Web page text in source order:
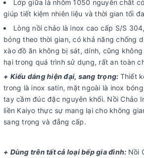
Lớp giữa là nhôm 1050 nguyên chất
giúp tiết kiệm nhiên liệu và thời gian tối
Lòng nồi chảo là inox cao cấp S/S
bóng theo thời gian, có khả năng chống
xào đồ ăn không bị sát, dính, cũng
hại trong quá trình sử dụng, rất an toàn
+ Kiểu dáng hiện đại, sang trọng: Thiết
trong là inox satin, mặt ngoài là inox
tay cầm đúc đặc nguyên khối. Nồi Chảo
liền Kaiyo thực sự mang lại cho không
sang trọng và đẳng cấp.
+ Dùng trên tất cả loại bếp gia đình: Nồi